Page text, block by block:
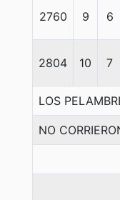
2760 9 6
2804 10 7
LOS
NO